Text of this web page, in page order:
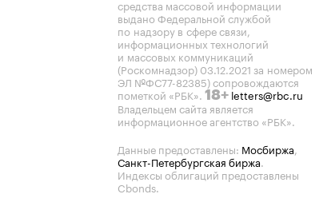
средства массовой информации
выдано Федеральной службой
по надзору в сфере связи,
информационных технологий
и массовых коммуникаций
(Роскомнадзор) 03.12.2021 за номером
ЭЛ №ФС77-82385) сопровождаются
пометкой «РБК». 18+ letters@rbc.ru
Владельцем сайта является
информационное агентство «РБК».
Данные предоставлены: Мосбиржа,
Санкт-Петербургская биржа.
Индексы облигаций предоставлены
Cbonds.